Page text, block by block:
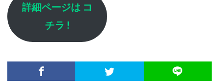
詳細ページは コ
チラ !